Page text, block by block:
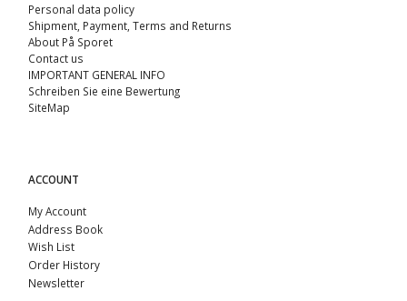
Personal data policy
Shipment, Payment, Terms and Returns
About På Sporet
Contact us
IMPORTANT GENERAL INFO
Schreiben Sie eine Bewertung
SiteMap
ACCOUNT
My Account
Address Book
Wish List
Order History
Newsletter